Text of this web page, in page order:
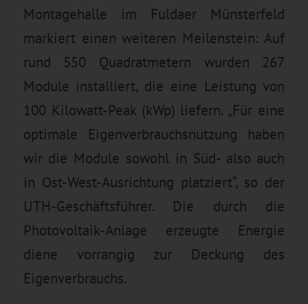
Montagehalle im Fuldaer Münsterfeld
markiert einen weiteren Meilenstein: Auf
rund 550 Quadratmetern wurden 267
Module installiert, die eine Leistung von
100 Kilowatt-Peak (kWp) liefern. „Für eine
optimale Eigenverbrauchsnutzung haben
wir die Module sowohl in Süd- also auch
in Ost-West-Ausrichtung platziert“, so der
UTH-Geschäftsführer. Die durch die
Photovoltaik-Anlage erzeugte Energie
diene vorrangig zur Deckung des
Eigenverbrauchs.